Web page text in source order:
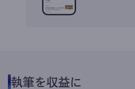
執筆を収益に